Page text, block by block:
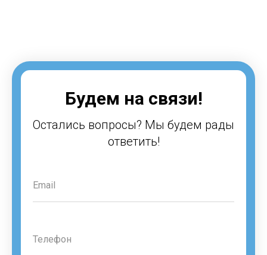
Будем на связи!
Остались вопросы? Мы будем рады
ответить!